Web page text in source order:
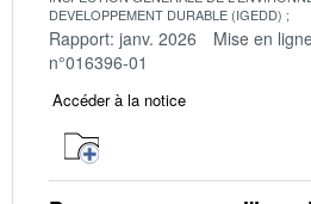
DEVELOPPEMENT DURABLE (IGEDD)
Rapport: janv. 2026 Mise en
n°016396-01
Accéder à la notice